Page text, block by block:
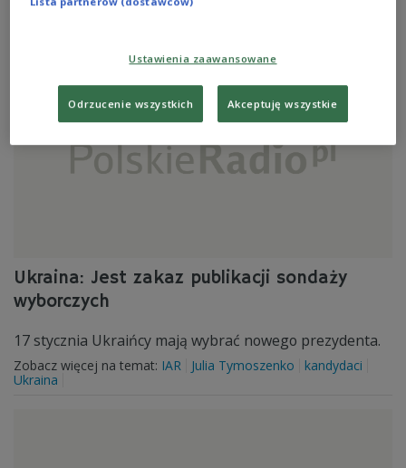
Wiktora Juszczenki w wyborach prezydenckich.
Ukraina: Jest zakaz publikacji sondaży
wyborczych
17 stycznia Ukraińcy mają wybrać nowego prezydenta.
Zobacz więcej na temat: IAR Julia Tymoszenko
kandydaci
Ukraina
Ustawienia zaawansowane
Odrzucenie wszystkich Akceptuję wszystkie